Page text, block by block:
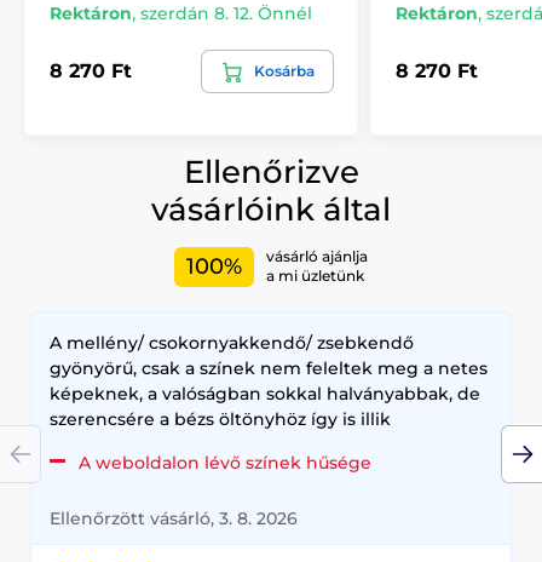
Rektáron, szerdán 8. 12. Önnél
8 270 Ft Kosárba
Rektáron,
8 270 Ft
Ellenőrizve
vásárlóink által
100%
vásárló ajánlja
a mi üzletünk
A mellény/ csokornyakkendő/ zsebkendő
gyönyörű, csak a színek nem feleltek meg a netes
képeknek, a valóságban sokkal halványabbak, de
szerencsére a bézs öltönyhöz így is illik
A weboldalon lévő színek hűsége
Ellenőrzött vásárló, 3. 8. 2026